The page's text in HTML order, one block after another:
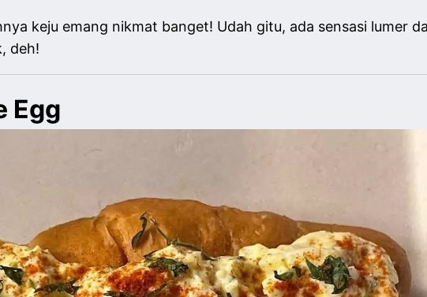
keju emang nikmat banget! Udah gitu, ada sensasi lumer
deh!
Egg